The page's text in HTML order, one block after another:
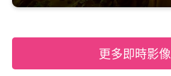
更多即時影像